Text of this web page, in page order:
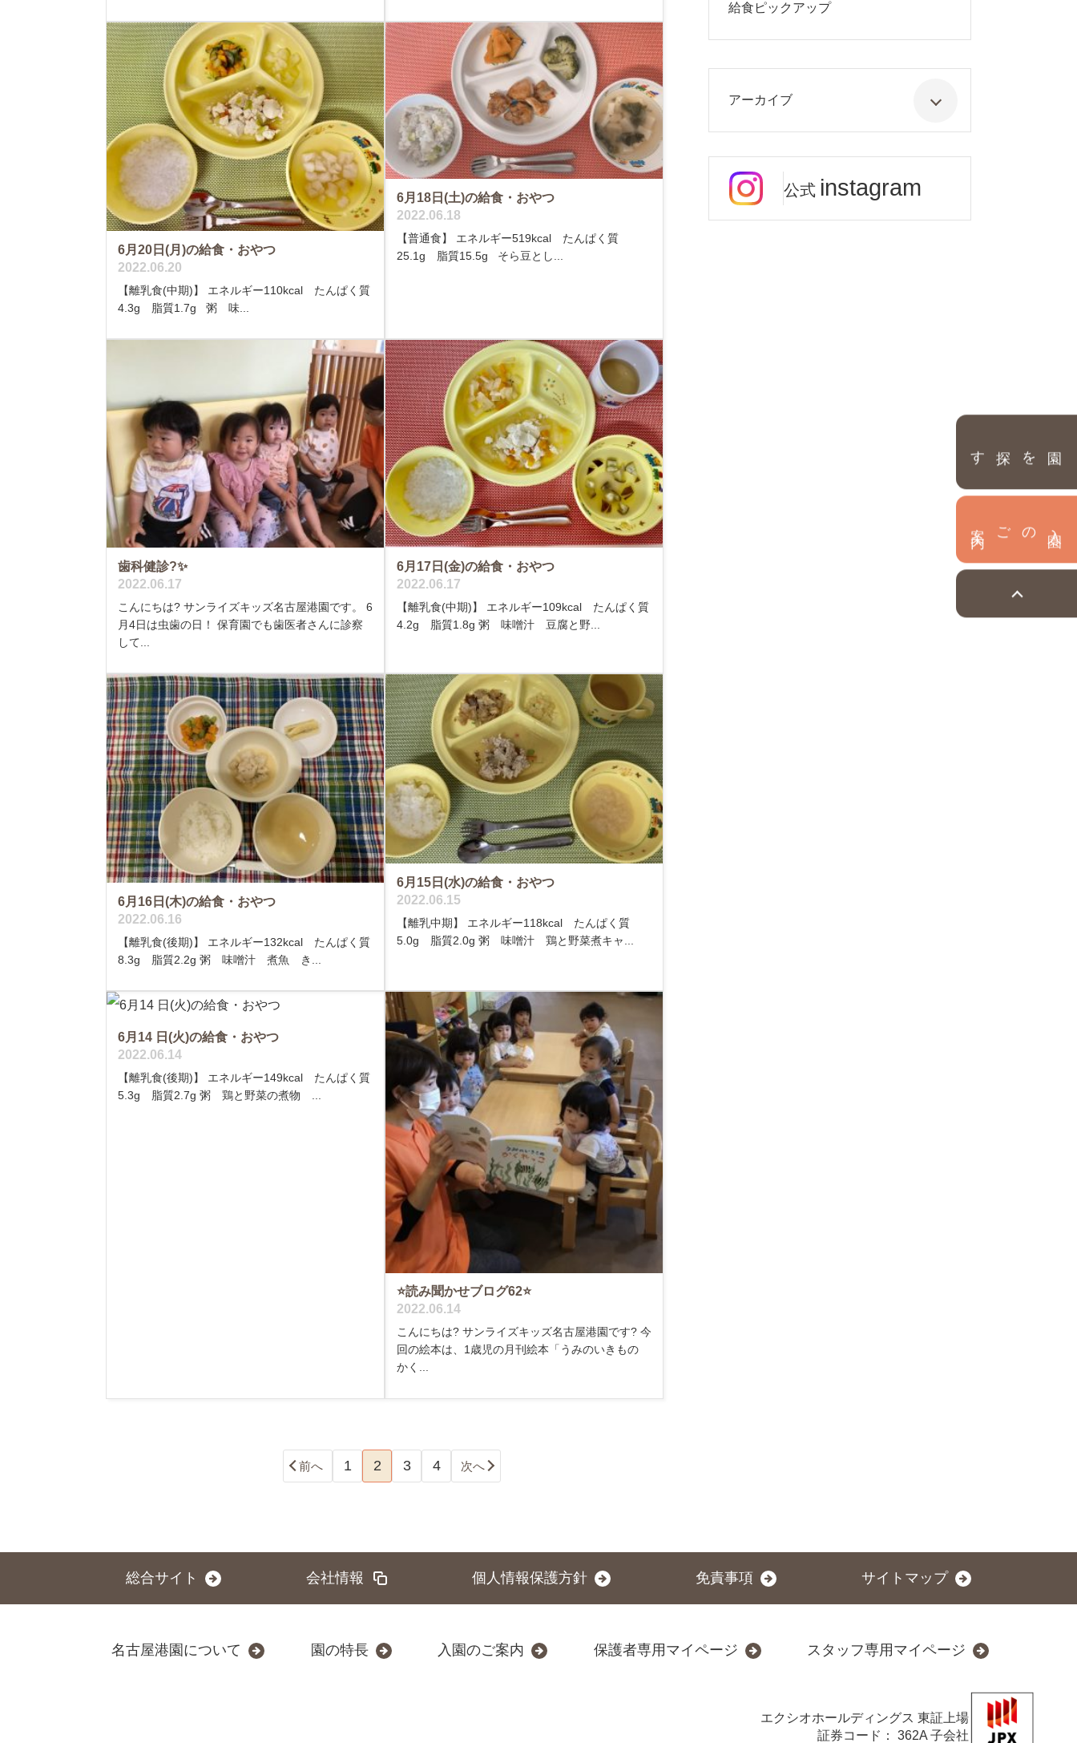
園を探す
6月20日(月)の給食・おやつ
2022.06.20
【離乳食(中期)】 エネルギー110kcal たんぱく質
4.3g 脂質1.7g 粥 味...
6月18日(土)の給食・おやつ
2022.06.18
【普通食】 エネルギー519kcal たんぱく質
25.1g 脂質15.5g そら豆とし...
歯科健診?✨
2022.06.17
こんにちは? サンライズキッズ名古屋港園です。 6
月4日は虫歯の日！ 保育園でも歯医者さんに診察
して...
6月17日(金)の給食・おやつ
2022.06.17
【離乳食(中期)】 エネルギー109kcal たんぱく質
4.2g 脂質1.8g 粥 味噌汁 豆腐と野...
6月16日(木)の給食・おやつ
2022.06.16
【離乳食(後期)】 エネルギー132kcal たんぱく質
8.3g 脂質2.2g 粥 味噌汁 煮魚 き...
6月15日(水)の給食・おやつ
2022.06.15
【離乳中期】 エネルギー118kcal たんぱく質
5.0g 脂質2.0g 粥 味噌汁 鶏と野菜煮キャ...
6月14 日(火)の給食・おやつ
2022.06.14
【離乳食(後期)】 エネルギー149kcal たんぱく質
5.3g 脂質2.7g 粥 鶏と野菜の煮物 ...
⭐️読み聞かせブログ62⭐️
2022.06.14
こんにちは? サンライズキッズ名古屋港園です? 今
回の絵本は、1歳児の月刊絵本「うみのいきもの
かく...
前へ 1 2 3 4 次へ
給食ピックアップ
アーカイブ
公式 instagram
総合サイト 会社情報 個人情報保護方針 免責事項 サイトマップ
名古屋港園について 園の特長 入園のご案内 保護者専用マイページ スタッフ専用マイページ
エクシオホールディングス 東証上場
証券コード： 362A 子会社